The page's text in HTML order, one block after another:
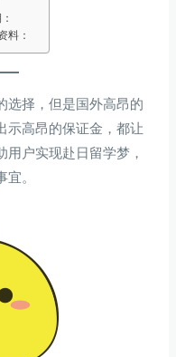
料：
选择，但是国外高昂的
示高昂的保证金，都让
户实现赴日留学梦，
宜。